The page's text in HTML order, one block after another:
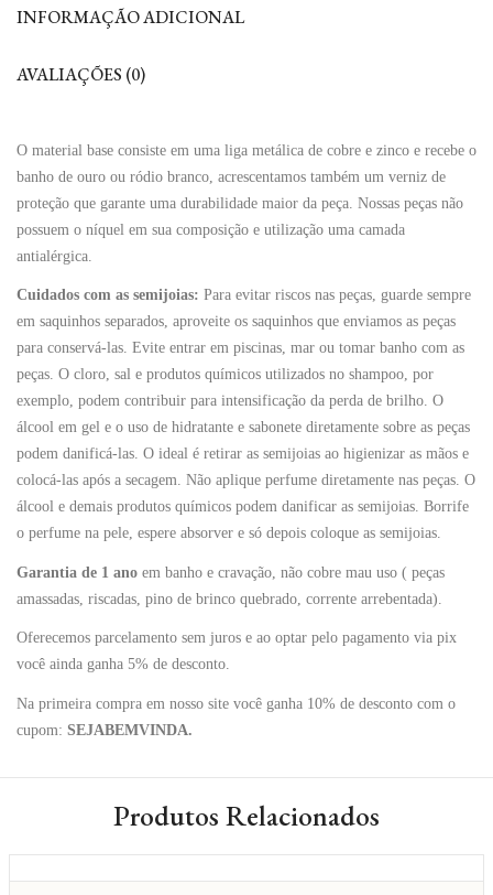
INFORMAÇÃO ADICIONAL
AVALIAÇÕES (0)
O material base consiste em uma liga metálica de cobre e zinco e recebe o
banho de ouro ou ródio branco, acrescentamos também um verniz de
proteção que garante uma durabilidade maior da peça. Nossas peças não
possuem o níquel em sua composição e utilização uma camada
antialérgica.
Cuidados com as semijoias: Para evitar riscos nas peças, guarde sempre
em saquinhos separados, aproveite os saquinhos que enviamos as peças
para conservá-las. Evite entrar em piscinas, mar ou tomar banho com as
peças. O cloro, sal e produtos químicos utilizados no shampoo, por
exemplo, podem contribuir para intensificação da perda de brilho. O
álcool em gel e o uso de hidratante e sabonete diretamente sobre as peças
podem danificá-las. O ideal é retirar as semijoias ao higienizar as mãos e
colocá-las após a secagem. Não aplique perfume diretamente nas peças. O
álcool e demais produtos químicos podem danificar as semijoias. Borrife
o perfume na pele, espere absorver e só depois coloque as semijoias.
Garantia de 1 ano em banho e cravação, não cobre mau uso ( peças
amassadas, riscadas, pino de brinco quebrado, corrente arrebentada).
Oferecemos parcelamento sem juros e ao optar pelo pagamento via pix
você ainda ganha 5% de desconto.
Na primeira compra em nosso site você ganha 10% de desconto com o
cupom: SEJABEMVINDA.
Produtos Relacionados